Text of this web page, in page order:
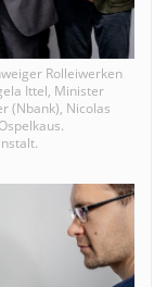
Rolleiwerken
Ittel, Minister
(Nbank), Nicolas